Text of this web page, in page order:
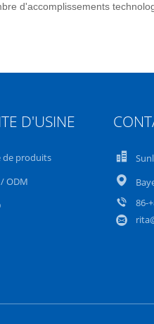
d'accomplissements
D'USINE
de produits
ODM
86-